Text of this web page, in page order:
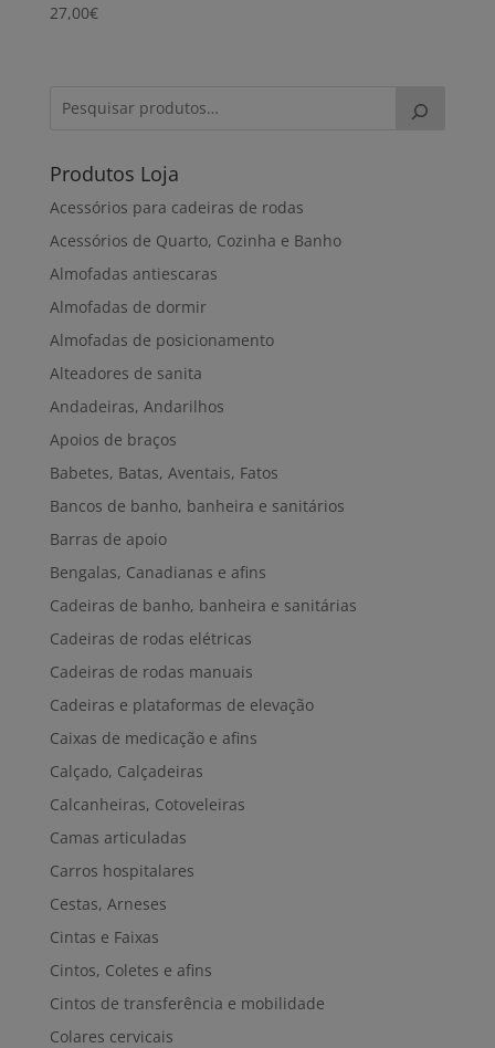
27,00€
Produtos Loja
Acessórios para cadeiras de rodas
Acessórios de Quarto, Cozinha e Banho
Almofadas antiescaras
Almofadas de dormir
Almofadas de posicionamento
Alteadores de sanita
Andadeiras, Andarilhos
Apoios de braços
Babetes, Batas, Aventais, Fatos
Bancos de banho, banheira e sanitários
Barras de apoio
Bengalas, Canadianas e afins
Cadeiras de banho, banheira e sanitárias
Cadeiras de rodas elétricas
Cadeiras de rodas manuais
Cadeiras e plataformas de elevação
Caixas de medicação e afins
Calçado, Calçadeiras
Calcanheiras, Cotoveleiras
Camas articuladas
Carros hospitalares
Cestas, Arneses
Cintas e Faixas
Cintos, Coletes e afins
Cintos de transferência e mobilidade
Colares cervicais